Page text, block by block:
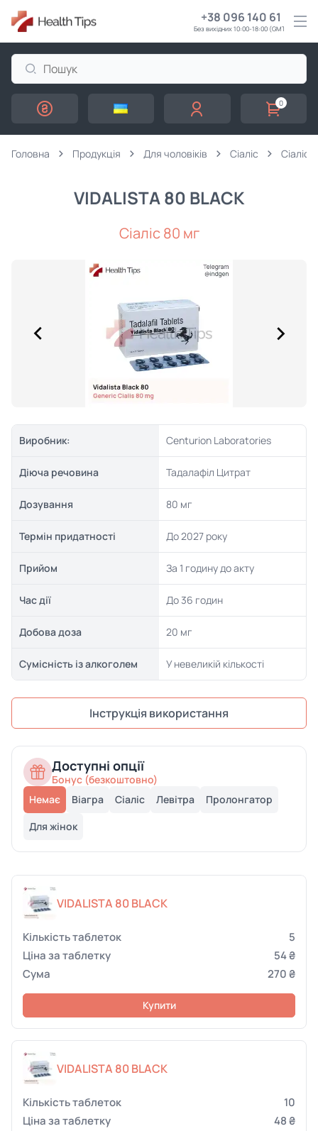
+38 096 140 61 61
Без вихідних 10:00-18:00 (GMT+3)
0
Головна Продукція Для чоловіків Сіаліс Сіаліс
VIDALISTA 80 BLACK
Сіаліс 80 мг
Виробник: Centurion Laboratories
Діюча речовина Тадалафіл Цитрат
Дозування 80 мг
Термін придатності До 2027 року
Прийом За 1 годину до акту
Час дії До 36 годин
Добова доза 20 мг
Сумісність із алкоголем У невеликій кількості
Інструкція використання
Доступні опції
Бонус (безкоштовно)
Немає
Віагра Сіаліс Левітра
Пролонгатор
Для жінок
VIDALISTA 80 BLACK
5
54 ₴
270 ₴
Купити
VIDALISTA 80 BLACK
10
48 ₴